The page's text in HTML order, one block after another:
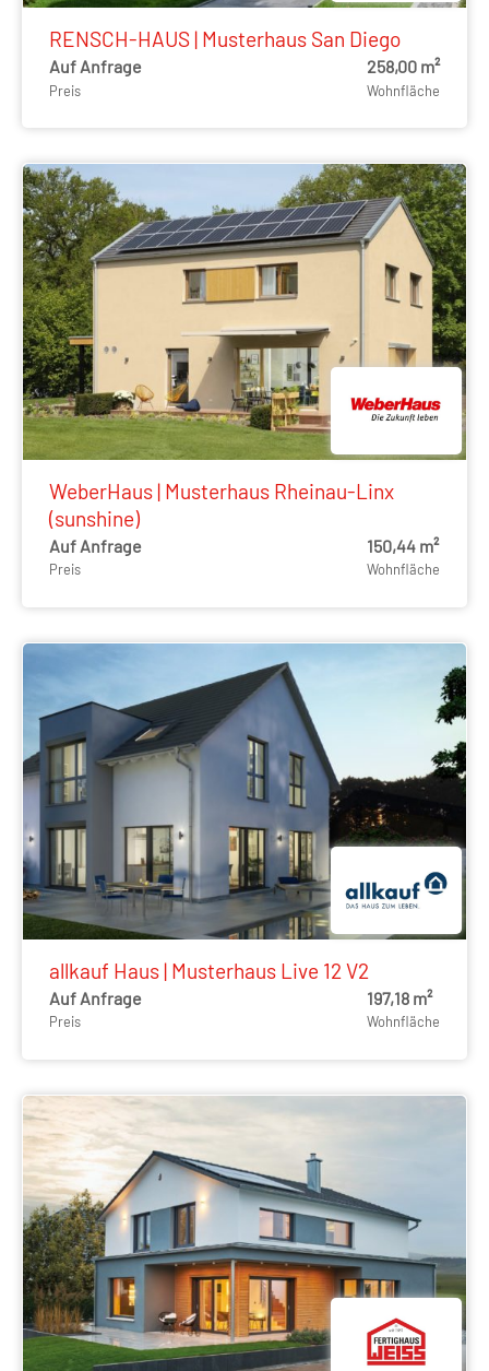
RENSCH-HAUS | Musterhaus San Diego
Auf Anfrage
Preis
258,00 m²
Wohnfläche
WeberHaus | Musterhaus Rheinau-Linx
(sunshine)
Auf Anfrage
Preis
150,44 m²
Wohnfläche
allkauf Haus | Musterhaus Live 12 V2
Auf Anfrage
Preis
197,18 m²
Wohnfläche